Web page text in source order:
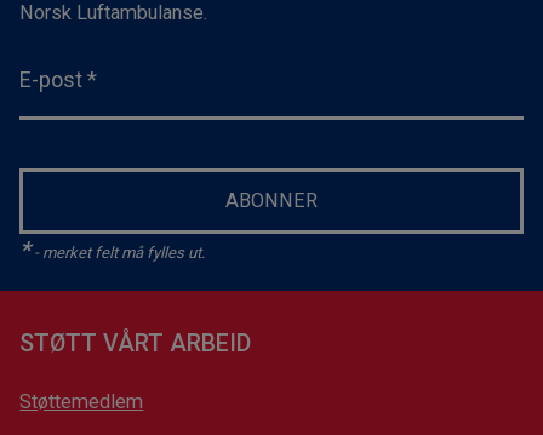
Norsk Luftambulanse.
E-post *
ABONNER
*- merket felt må fylles ut.
STØTT VÅRT ARBEID
Støttemedlem